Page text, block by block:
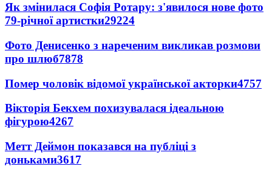
Як змінилася Софія Ротару: з'явилося нове фото
79-річної артистки29224
Фото Денисенко з нареченим викликав розмови
про шлюб7878
Помер чоловік відомої української акторки4757
Вікторія Бекхем похизувалася ідеальною
фігурою4267
Метт Деймон показався на публіці з
доньками3617